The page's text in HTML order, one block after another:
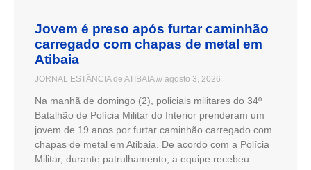
Jovem é preso após furtar caminhão
carregado com chapas de metal em
Atibaia
JORNAL ESTÂNCIA de ATIBAIA agosto 3, 2026
Na manhã de domingo (2), policiais militares do 34º
Batalhão de Polícia Militar do Interior prenderam um
jovem de 19 anos por furtar caminhão carregado com
chapas de metal em Atibaia. De acordo com a Polícia
Militar, durante patrulhamento, a equipe recebeu